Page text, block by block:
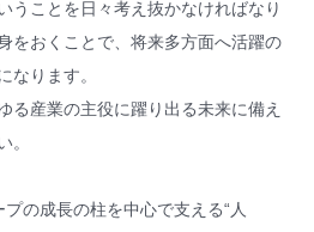
うことを日々考え抜かなければなり
をおくことで、将来多方面へ活躍の
なります。
る産業の主役に躍り出る未来に備え
。
の成長の柱を中心で支える“人